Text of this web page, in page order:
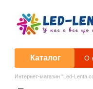
Каталог О
Интернет-магазин "Led-